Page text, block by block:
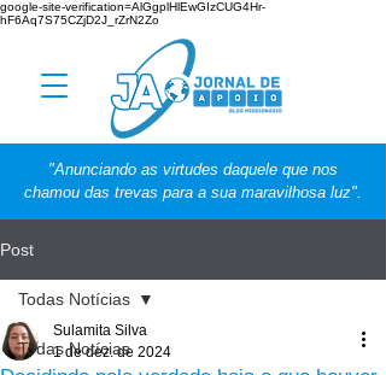
google-site-verification=AlGgplHlEwGIzCUG4Hr-
hF6Aq7S75CZjD2J_rZrN2Zo
"Anunciando as virtudes daquele que nos
chamou das trevas para a sua maravilhosa luz".
Post
Todas Notícias
Todas Notícias
Sulamita Silva
1 de dez. de 2024